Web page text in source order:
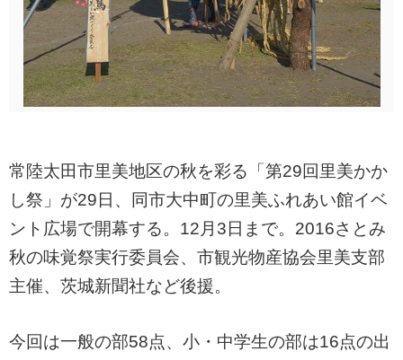
常陸太田市里美地区の秋を彩る「第29回里美かか
し祭」が29日、同市大中町の里美ふれあい館イベ
ント広場で開幕する。12月3日まで。2016さとみ
秋の味覚祭実行委員会、市観光物産協会里美支部
主催、茨城新聞社など後援。
今回は一般の部58点、小・中学生の部は16点の出